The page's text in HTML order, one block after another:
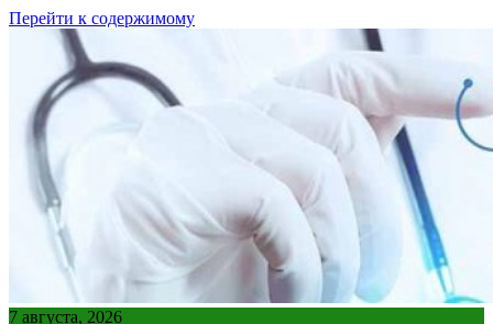
Перейти к содержимому
7 августа, 2026